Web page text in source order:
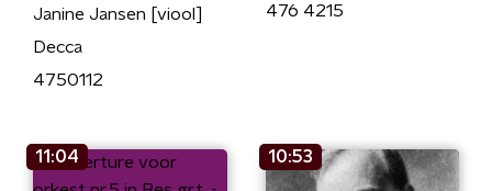
Janine Jansen [viool]
Decca
4750112
476 4215
11:04 10:53